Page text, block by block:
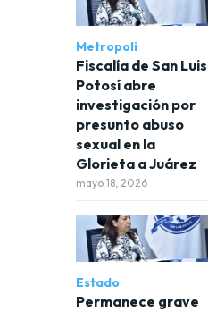
Metropoli
Fiscalía de San Luis
Potosí abre
investigación por
presunto abuso
sexual en la
Glorieta a Juárez
mayo 18, 2026
Estado
Permanece grave